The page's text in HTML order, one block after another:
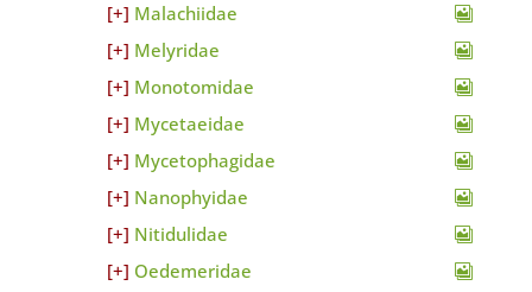
Malachiidae
Melyridae
Monotomidae
Mycetaeidae
Mycetophagidae
Nanophyidae
Nitidulidae
Oedemeridae